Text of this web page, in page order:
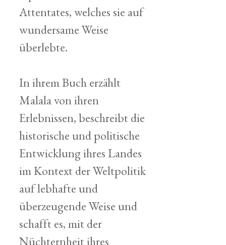
Attentates, welches sie auf
wundersame Weise
überlebte.
In ihrem Buch erzählt
Malala von ihren
Erlebnissen, beschreibt die
historische und politische
Entwicklung ihres Landes
im Kontext der Weltpolitik
auf lebhafte und
überzeugende Weise und
schafft es, mit der
Nüchternheit ihres